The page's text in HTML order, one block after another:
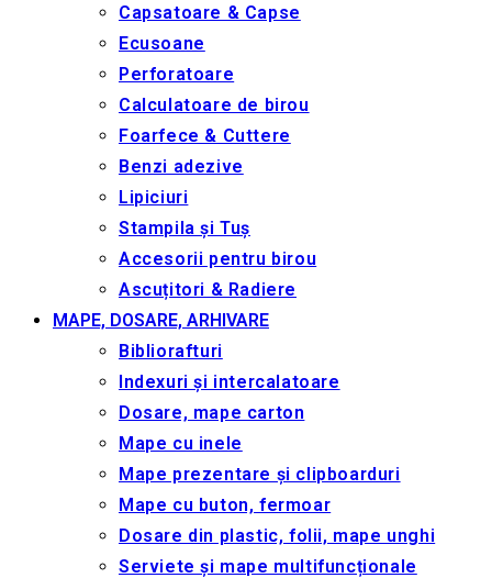
Capsatoare & Capse
Ecusoane
Perforatoare
Calculatoare de birou
Foarfece & Cuttere
Benzi adezive
Lipiciuri
Stampila și Tuș
Accesorii pentru birou
Ascuțitori & Radiere
MAPE, DOSARE, ARHIVARE
Bibliorafturi
Indexuri și intercalatoare
Dosare, mape carton
Mape cu inele
Mape prezentare și clipboarduri
Mape cu buton, fermoar
Dosare din plastic, folii, mape unghi
Serviete și mape multifuncționale